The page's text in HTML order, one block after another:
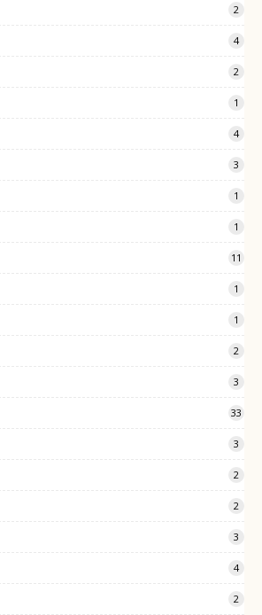
2
4
2
1
4
3
1
1
11
1
1
2
3
33
3
2
2
3
4
2